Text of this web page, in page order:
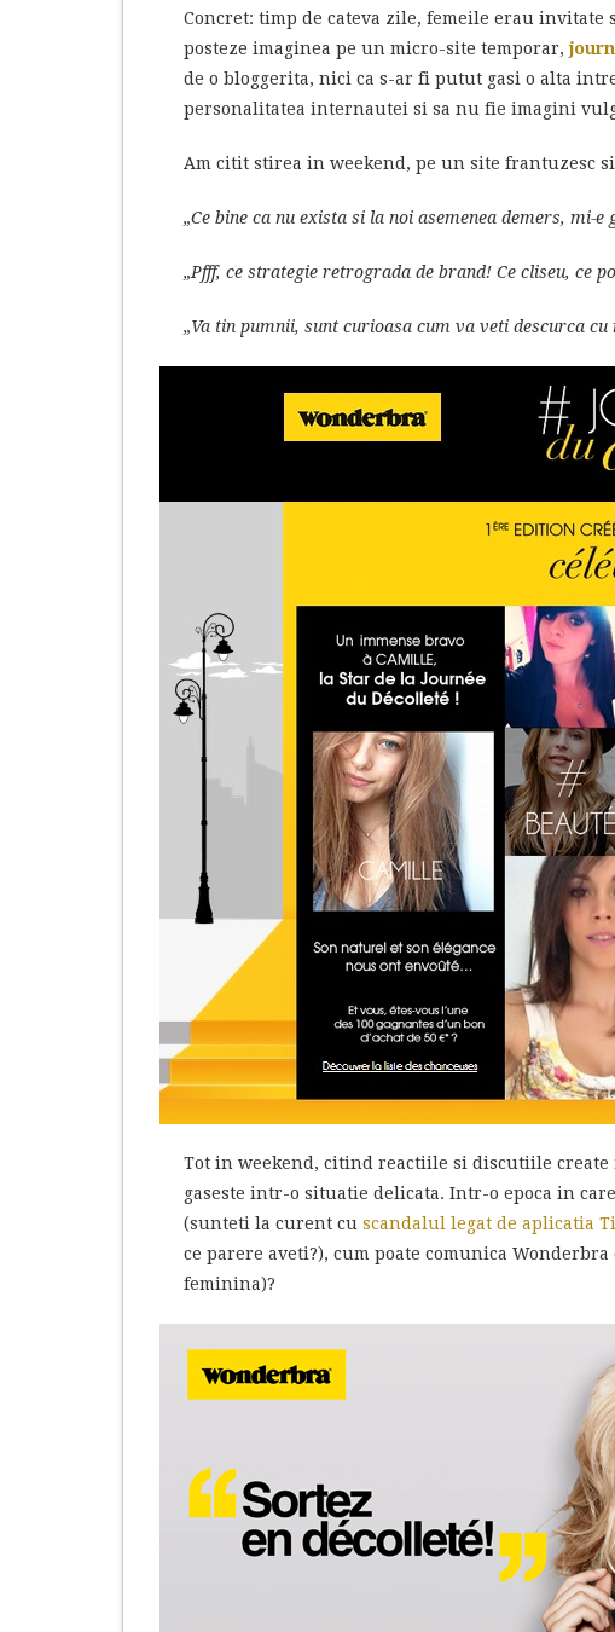
Concret: timp de cateva zile, femeile erau invitate
posteze imaginea pe un micro-site temporar,
de o bloggerita, nici ca s-ar fi putut gasi o alta
personalitatea internautei si sa nu fie imagini
Am citit stirea in weekend, pe un site frantuzesc
„Ce bine ca nu exista si la noi asemenea demers,
„Pfff, ce strategie retrograda de brand! Ce cliseu, ce
„Va tin pumnii, sunt curioasa cum va veti descurca
Tot in weekend, citind reactiile si discutiile
gaseste intr-o situatie delicata. Intr-o epoca in
(sunteti la curent cu scandalul legat de aplicatia
ce parere aveti?), cum poate comunica
feminina)?